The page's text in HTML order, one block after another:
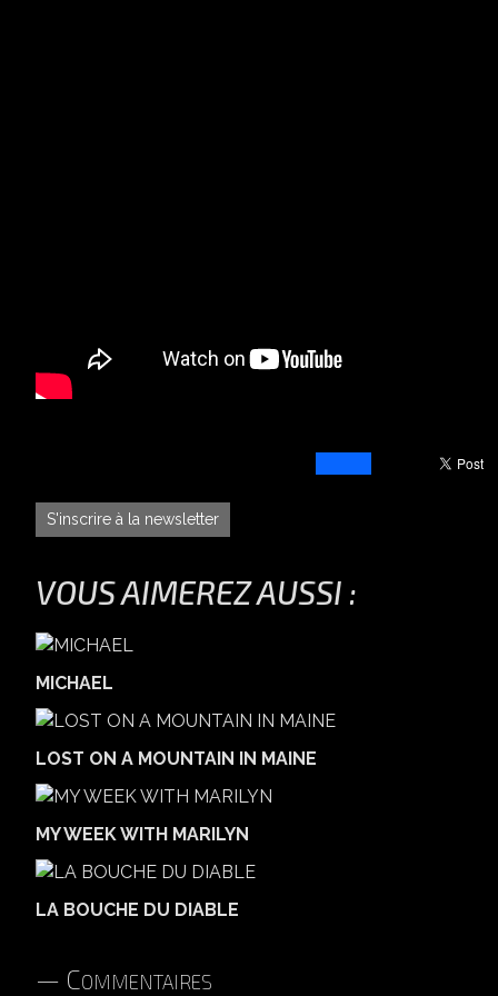
S'inscrire à la newsletter
VOUS AIMEREZ AUSSI :
MICHAEL
LOST ON A MOUNTAIN IN MAINE
MY WEEK WITH MARILYN
LA BOUCHE DU DIABLE
Commentaires